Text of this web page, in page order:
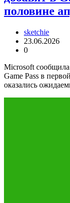
половине
sketchie
23.06.2026
0
Microsoft
Game Pass в
оказались